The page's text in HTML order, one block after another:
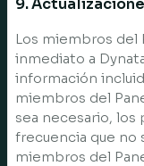
9.
Los miembros del
inmediato a
información
miembros del
sea necesario,
frecuencia que no
miembros del